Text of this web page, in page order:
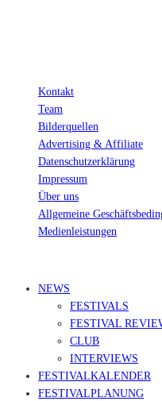
Kontakt
Team
Bilderquellen
Advertising & Affiliate
Datenschutzerklärung
Impressum
Über uns
Allgemeine
Medienleistungen
NEWS
FESTIVALS
FESTIVAL
CLUB
INTERVIEWS
FESTIVALKALENDER
FESTIVALPLANUNG